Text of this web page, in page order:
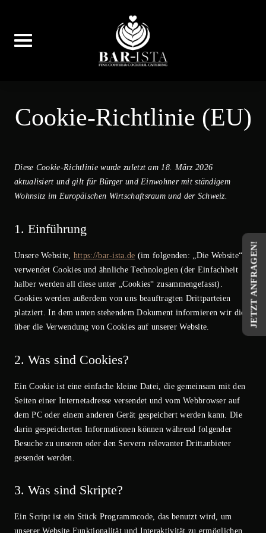
content
Cookie-Richtlinie (EU)
Diese Cookie-Richtlinie wurde zuletzt am 18. März 2026
aktualisiert und gilt für Bürger und Einwohner mit ständigem
Wohnsitz im Europäischen Wirtschaftsraum und der Schweiz.
1. Einführung
Unsere Website, https://bar-ista.de (im folgenden: „Die Website“)
verwendet Cookies und ähnliche Technologien (der Einfachheit
halber werden all diese unter „Cookies“ zusammengefasst).
Cookies werden außerdem von uns beauftragten Drittparteien
platziert. In dem unten stehendem Dokument informieren wir dich
über die Verwendung von Cookies auf unserer Website.
2. Was sind Cookies?
Ein Cookie ist eine einfache kleine Datei, die gemeinsam mit den
Seiten einer Internetadresse versendet und vom Webbrowser auf
dem PC oder einem anderen Gerät gespeichert werden kann. Die
darin gespeicherten Informationen können während folgender
Besuche zu unseren oder den Servern relevanter Drittanbieter
gesendet werden.
3. Was sind Skripte?
Ein Script ist ein Stück Programmcode, das benutzt wird, um
unserer Website Funktionalität und Interaktivität zu ermöglichen.
JETZT ANFRAGEN!